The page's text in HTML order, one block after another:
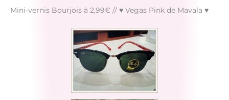
Mini-vernis Bourjois à 2,99€ // ♥ Vegas Pink de Mavala ♥